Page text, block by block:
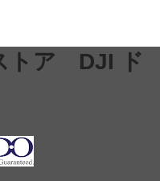
トア DJI ド